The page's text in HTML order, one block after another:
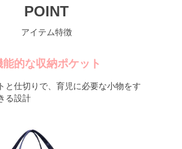
POINT
アイテム特徴
能的な収納ポケット
と仕切りで、育児に必要な小物をす
る設計